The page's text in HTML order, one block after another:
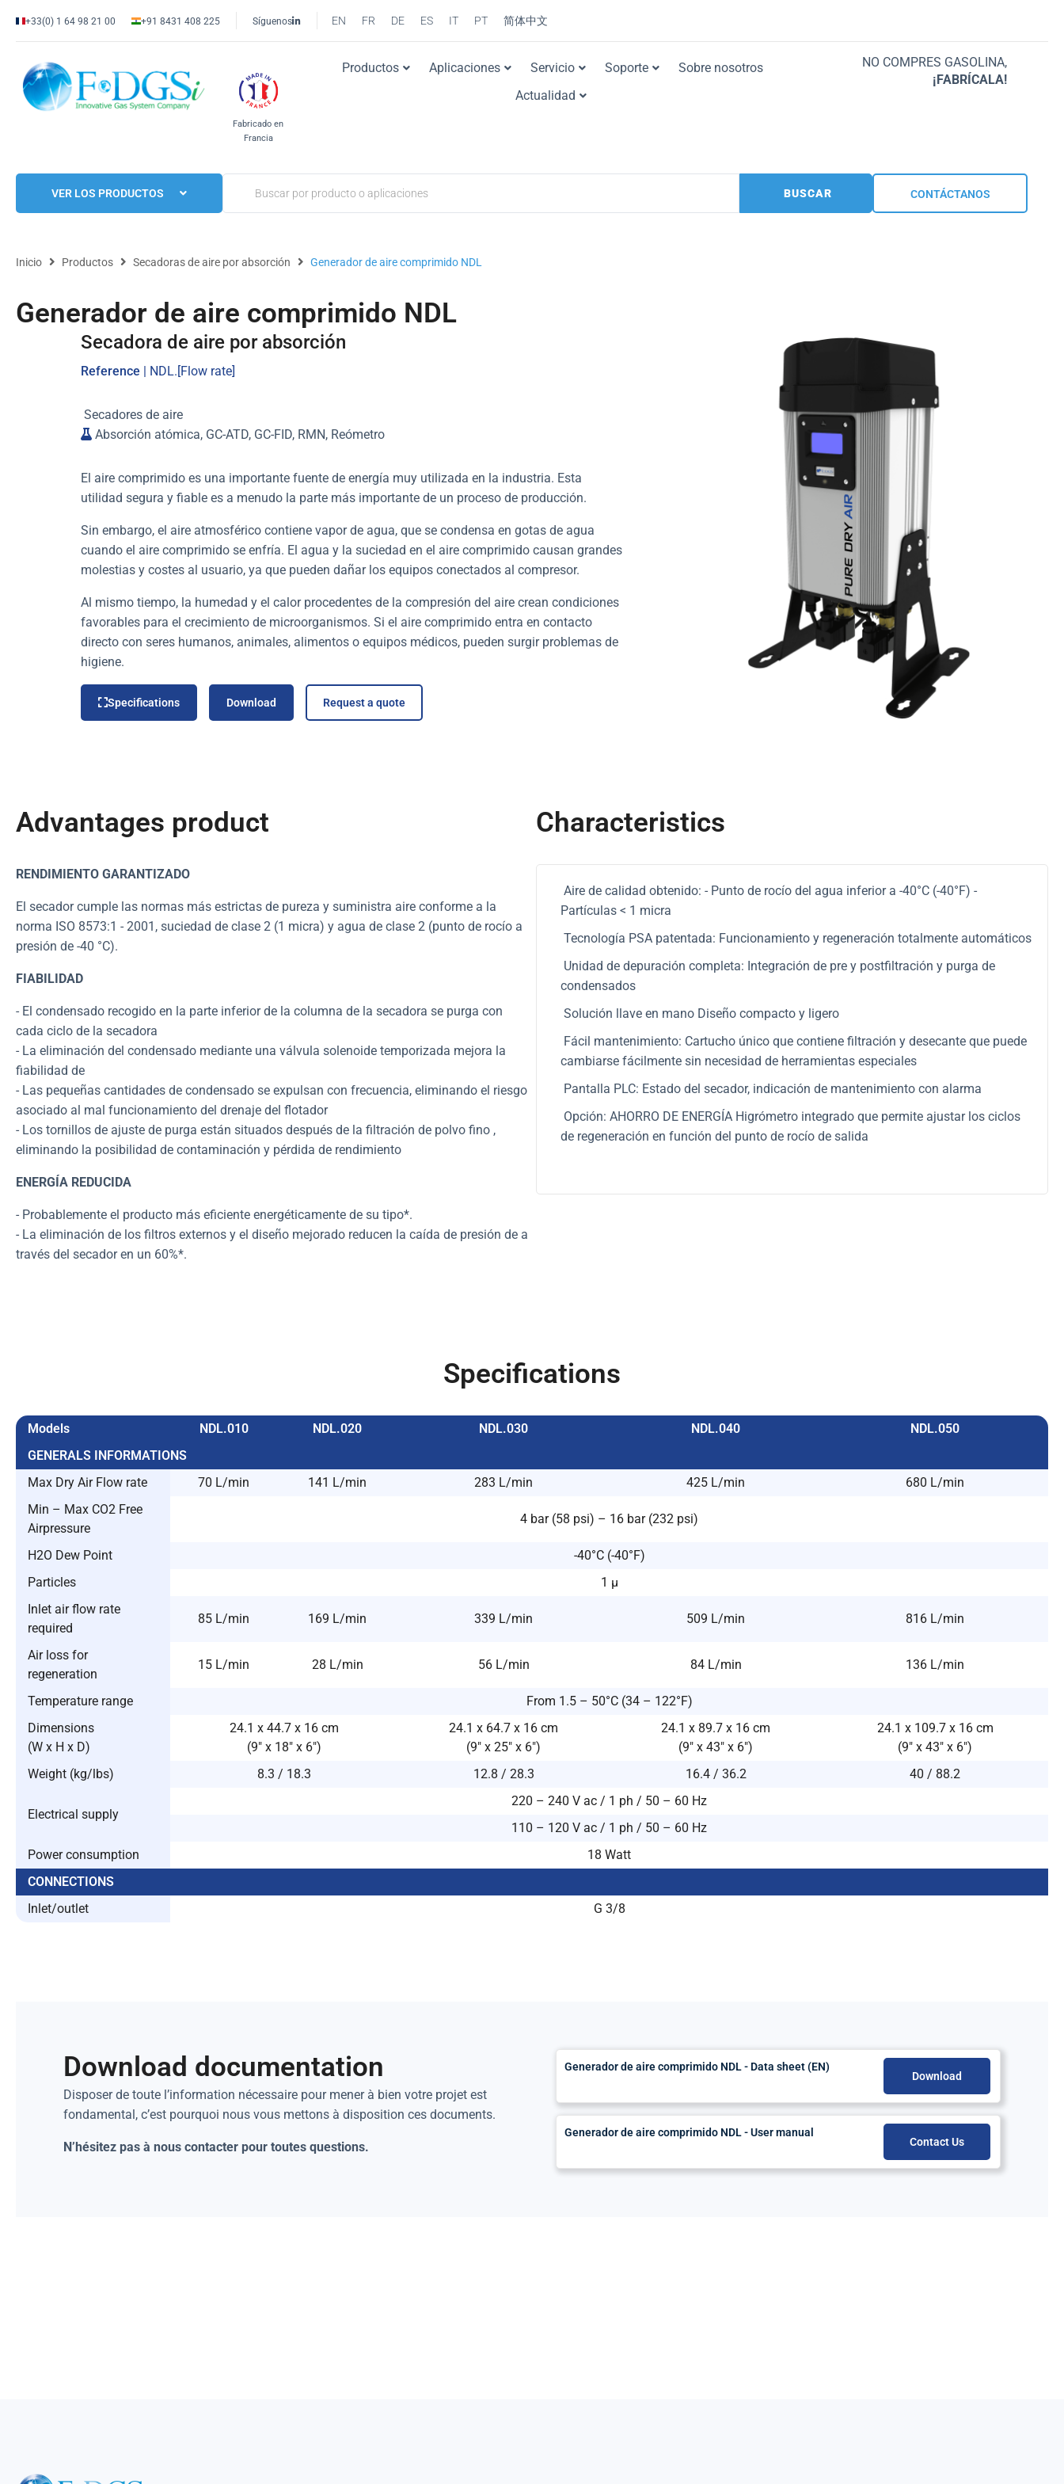
+33(0) 1 64 98 21 00 +91 8431 408 225 Síguenos EN FR DE ES IT PT 简体中文
Fabricado en
Francia
Productos Aplicaciones Servicio Soporte
Sobre nosotros
Actualidad
NO COMPRES GASOLINA,
¡FABRÍCALA!
VER LOS PRODUCTOS BUSCAR CONTÁCTANOS
Inicio Productos Secadoras de aire por absorción Generador de aire comprimido NDL
Generador de aire comprimido NDL
Secadora de aire por absorción
Reference | NDL.[Flow rate]
Secadores de aire
Absorción atómica, GC-ATD, GC-FID, RMN, Reómetro
El aire comprimido es una importante fuente de energía muy utilizada en la industria. Esta
utilidad segura y fiable es a menudo la parte más importante de un proceso de producción.
Sin embargo, el aire atmosférico contiene vapor de agua, que se condensa en gotas de agua
cuando el aire comprimido se enfría. El agua y la suciedad en el aire comprimido causan grandes
molestias y costes al usuario, ya que pueden dañar los equipos conectados al compresor.
Al mismo tiempo, la humedad y el calor procedentes de la compresión del aire crean condiciones
favorables para el crecimiento de microorganismos. Si el aire comprimido entra en contacto
directo con seres humanos, animales, alimentos o equipos médicos, pueden surgir problemas de
higiene.
Specifications Download Request a quote
Advantages product
RENDIMIENTO GARANTIZADO
El secador cumple las normas más estrictas de pureza y suministra aire conforme a la
norma ISO 8573:1 - 2001, suciedad de clase 2 (1 micra) y agua de clase 2 (punto de rocío a
presión de -40 °C).
FIABILIDAD
- El condensado recogido en la parte inferior de la columna de la secadora se purga con
cada ciclo de la secadora
- La eliminación del condensado mediante una válvula solenoide temporizada mejora la
fiabilidad de
- Las pequeñas cantidades de condensado se expulsan con frecuencia, eliminando el riesgo
asociado al mal funcionamiento del drenaje del flotador
- Los tornillos de ajuste de purga están situados después de la filtración de polvo fino ,
eliminando la posibilidad de contaminación y pérdida de rendimiento
ENERGÍA REDUCIDA
- Probablemente el producto más eficiente energéticamente de su tipo*.
- La eliminación de los filtros externos y el diseño mejorado reducen la caída de presión de a
través del secador en un 60%*.
Characteristics
Aire de calidad obtenido: - Punto de rocío del agua inferior a -40°C (-40°F) -
Partículas < 1 micra
Tecnología PSA patentada: Funcionamiento y regeneración totalmente automáticos
Unidad de depuración completa: Integración de pre y postfiltración y purga de
condensados
Solución llave en mano Diseño compacto y ligero
Fácil mantenimiento: Cartucho único que contiene filtración y desecante que puede
cambiarse fácilmente sin necesidad de herramientas especiales
Pantalla PLC: Estado del secador, indicación de mantenimiento con alarma
Opción: AHORRO DE ENERGÍA Higrómetro integrado que permite ajustar los ciclos
de regeneración en función del punto de rocío de salida
Specifications
Models NDL.010 NDL.020 NDL.030 NDL.040
NDL.050
GENERALS INFORMATIONS
Max Dry Air Flow rate
70 L/min 141 L/min 283 L/min 425 L/min
680 L/min
Min – Max CO2 Free
Airpressure
4 bar (58 psi) – 16 bar (232 psi)
H2O Dew Point
-40°C (-40°F)
Particles
1 μ
Inlet air flow rate
required
85 L/min 169 L/min 339 L/min 509 L/min 816 L/min
Air loss for
regeneration
15 L/min 28 L/min 56 L/min 84 L/min 136 L/min
Temperature range
From 1.5 – 50°C (34 – 122°F)
Dimensions
(W x H x D)
24.1 x 44.7 x 16 cm
(9″ x 18″ x 6″)
24.1 x 64.7 x 16 cm
(9″ x 25″ x 6″)
24.1 x 89.7 x 16 cm
(9″ x 43″ x 6″)
24.1 x 109.7 x 16 cm
(9″ x 43″ x 6″)
Weight (kg/lbs)
8.3 / 18.3 12.8 / 28.3 16.4 / 36.2 40 / 88.2
Electrical supply
220 – 240 V ac / 1 ph / 50 – 60 Hz
110 – 120 V ac / 1 ph / 50 – 60 Hz
Power consumption
18 Watt
CONNECTIONS
Inlet/outlet
G 3/8
Download documentation
Disposer de toute l’information nécessaire pour mener à bien votre projet est
fondamental, c’est pourquoi nous vous mettons à disposition ces documents.
N’hésitez pas à nous contacter pour toutes questions.
Generador de aire comprimido NDL - Data sheet (EN)
Download
Generador de aire comprimido NDL - User manual
Contact Us